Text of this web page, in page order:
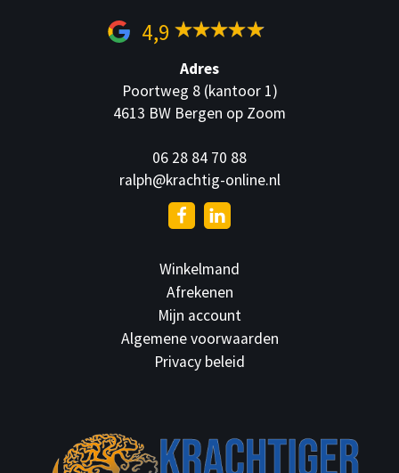
4,9
Adres
Poortweg 8 (kantoor 1)
4613 BW Bergen op Zoom
06 28 84 70 88
ralph@krachtig-online.nl
Winkelmand
Afrekenen
Mijn account
Algemene voorwaarden
Privacy beleid